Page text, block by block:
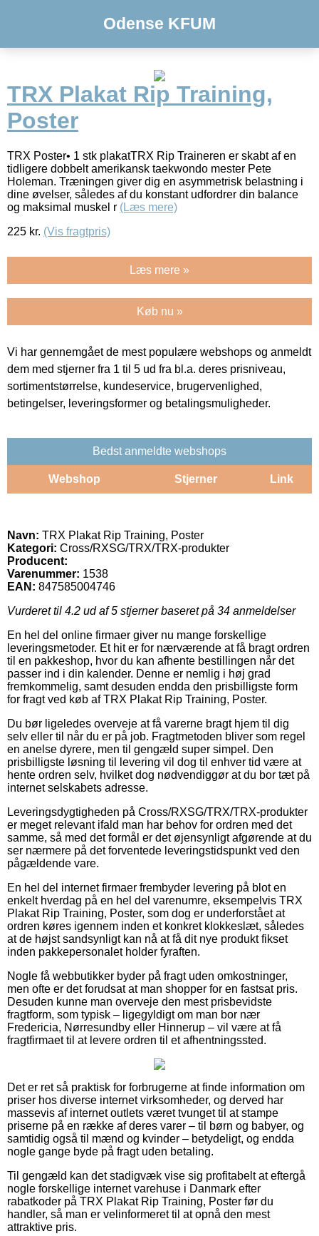
Odense KFUM
TRX Plakat Rip Training,
Poster
TRX Poster• 1 stk plakatTRX Rip Traineren er skabt af en
tidligere dobbelt amerikansk taekwondo mester Pete
Holeman. Træningen giver dig en asymmetrisk belastning i
dine øvelser, således af du konstant udfordrer din balance
og maksimal muskel r (Læs mere)
225 kr. (Vis fragtpris)
Læs mere »
Køb nu »
Vi har gennemgået de mest populære webshops og anmeldt
dem med stjerner fra 1 til 5 ud fra bl.a. deres prisniveau,
sortimentstørrelse, kundeservice, brugervenlighed,
betingelser, leveringsformer og betalingsmuligheder.
Bedst anmeldte webshops
Webshop Stjerner Link
Navn: TRX Plakat Rip Training, Poster
Kategori: Cross/RXSG/TRX/TRX-produkter
Producent:
Varenummer: 1538
EAN: 847585004746
Vurderet til 4.2 ud af 5 stjerner baseret på 34 anmeldelser
En hel del online firmaer giver nu mange forskellige
leveringsmetoder. Et hit er for nærværende at få bragt ordren
til en pakkeshop, hvor du kan afhente bestillingen når det
passer ind i din kalender. Denne er nemlig i høj grad
fremkommelig, samt desuden endda den prisbilligste form
for fragt ved køb af TRX Plakat Rip Training, Poster.
Du bør ligeledes overveje at få varerne bragt hjem til dig
selv eller til når du er på job. Fragtmetoden bliver som regel
en anelse dyrere, men til gengæld super simpel. Den
prisbilligste løsning til levering vil dog til enhver tid være at
hente ordren selv, hvilket dog nødvendiggør at du bor tæt på
internet selskabets adresse.
Leveringsdygtigheden på Cross/RXSG/TRX/TRX-produkter
er meget relevant ifald man har behov for ordren med det
samme, så med det formål er det øjensynligt afgørende at du
ser nærmere på det forventede leveringstidspunkt ved den
pågældende vare.
En hel del internet firmaer frembyder levering på blot en
enkelt hverdag på en hel del varenumre, eksempelvis TRX
Plakat Rip Training, Poster, som dog er underforstået at
ordren køres igennem inden et konkret klokkeslæt, således
at de højst sandsynligt kan nå at få dit nye produkt fikset
inden pakkepersonalet holder fyraften.
Nogle få webbutikker byder på fragt uden omkostninger,
men ofte er det forudsat at man shopper for en fastsat pris.
Desuden kunne man overveje den mest prisbevidste
fragtform, som typisk – ligegyldigt om man bor nær
Fredericia, Nørresundby eller Hinnerup – vil være at få
fragtfirmaet til at levere ordren til et afhentningssted.
Det er ret så praktisk for forbrugerne at finde information om
priser hos diverse internet virksomheder, og derved har
massevis af internet outlets været tvunget til at stampe
priserne på en række af deres varer – til børn og babyer, og
samtidig også til mænd og kvinder – betydeligt, og endda
nogle gange byde på fragt uden betaling.
Til gengæld kan det stadigvæk vise sig profitabelt at eftergå
nogle forskellige internet varehuse i Danmark efter
rabatkoder på TRX Plakat Rip Training, Poster før du
handler, så man er velinformeret til at opnå den mest
attraktive pris.